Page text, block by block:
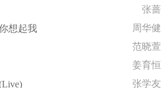
张蔷
想起我
周华健
范晓萱
姜育恒
张学友